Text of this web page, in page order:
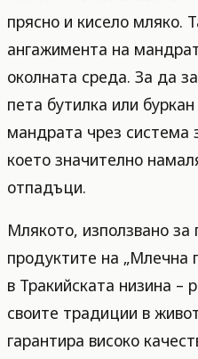
прясно и кисело мляко.
ангажимента на
околната среда. За да
пета бутилка или
мандрата чрез система
което значително
отпадъци.
Млякото, използвано за
продуктите на „Млечна
в Тракийската низина –
своите традиции в
гарантира високо